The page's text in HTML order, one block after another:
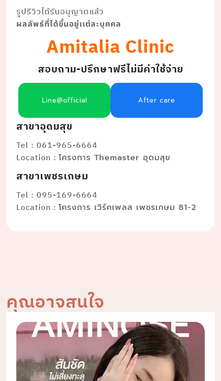
รูปรีวิวได้รับอนุญาตแล้ว
ผลลัพธ์ที่ได้ขึ้นอยู่เเต่ละบุคคล
Amitalia Clinic
สอบถาม-ปรึกษาฟรีไม่มีค่าใช้จ่าย
Line@official After care
สาขาอุดมสุข
Tel : 061-965-6664
Location :โครงการ Themaster อุดมสุข
สาขาเพชรเกษม
Tel : 095-169-6664
Location :โครงการ เวิร์คเพลส เพชรเกษม 81-2
คุณอาจสนใจ